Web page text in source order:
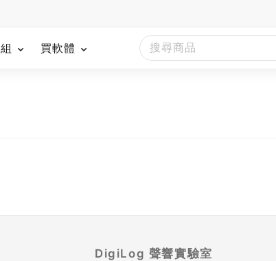
買軟體
DigiLog 聲響實驗室